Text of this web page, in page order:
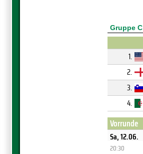
Gruppe C
1.
2.
3.
4.
Vorrunde
Sa, 12.06.
20:30